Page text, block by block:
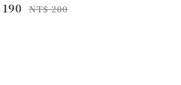
NT$ 200